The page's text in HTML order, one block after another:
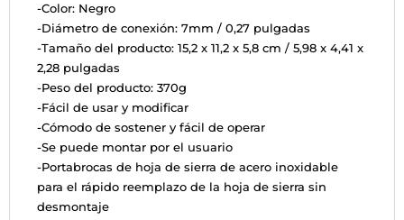
-Color: Negro
-Diámetro de conexión: 7mm / 0,27 pulgadas
-Tamaño del producto: 15,2 x 11,2 x 5,8 cm / 5,98 x 4,41 x
2,28 pulgadas
-Peso del producto: 370g
-Fácil de usar y modificar
-Cómodo de sostener y fácil de operar
-Se puede montar por el usuario
-Portabrocas de hoja de sierra de acero inoxidable
para el rápido reemplazo de la hoja de sierra sin
desmontaje